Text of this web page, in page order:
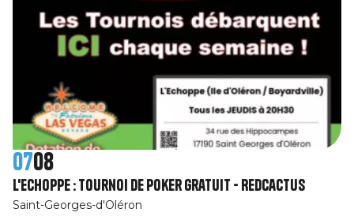
0708
L'Echoppe : Tournoi de poker gratuit - RedCactus
Saint-Georges-d'Oléron